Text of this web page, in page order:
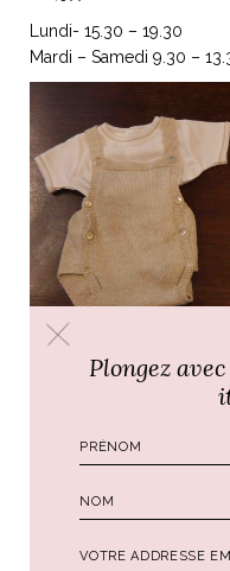
Lundi- 15.30 – 19.30
Mardi – Samedi 9.30 –
Plongez